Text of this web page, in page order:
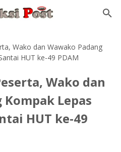
Wako dan Wawako Padang
HUT ke-49 PDAM
Wako dan
Lepas
HUT ke-49